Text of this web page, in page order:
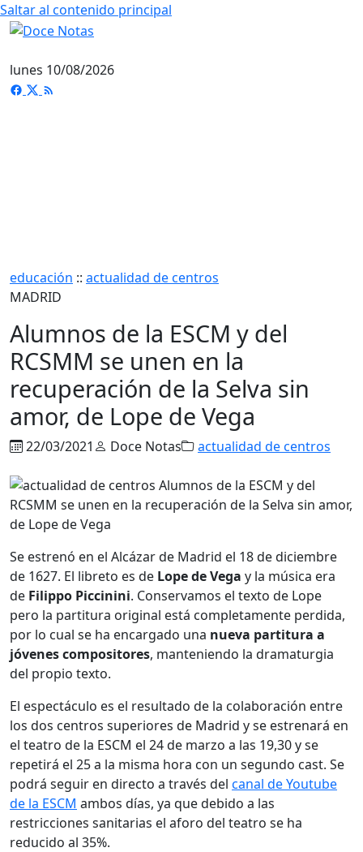
Saltar al contenido principal
lunes 10/08/2026
educación :: actualidad de centros
MADRID
Alumnos de la ESCM y del
RCSMM se unen en la
recuperación de la Selva sin
amor, de Lope de Vega
22/03/2021 Doce Notas actualidad de centros
Se estrenó en el Alcázar de Madrid el 18 de diciembre
de 1627. El libreto es de Lope de Vega y la música era
de Filippo Piccinini. Conservamos el texto de Lope
pero la partitura original está completamente perdida,
por lo cual se ha encargado una nueva partitura a
jóvenes compositores, manteniendo la dramaturgia
del propio texto.
El espectáculo es el resultado de la colaboración entre
los dos centros superiores de Madrid y se estrenará en
el teatro de la ESCM el 24 de marzo a las 19,30 y se
repetirá el 25 a la misma hora con un segundo cast. Se
podrá seguir en directo a través del canal de Youtube
de la ESCM ambos días, ya que debido a las
restricciones sanitarias el aforo del teatro se ha
reducido al 35%.